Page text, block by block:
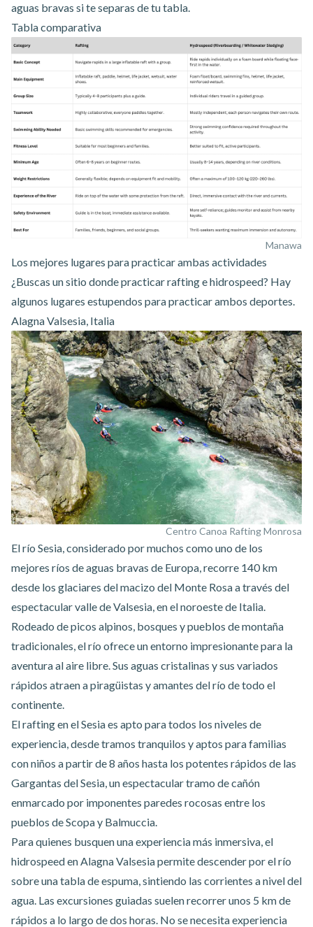
aguas bravas si te separas de tu tabla.
Tabla comparativa
Manawa
Los mejores lugares para practicar ambas actividades
¿Buscas un sitio donde practicar rafting e hidrospeed? Hay
algunos lugares estupendos para practicar ambos deportes.
Alagna Valsesia, Italia
Centro Canoa Rafting Monrosa
El río Sesia, considerado por muchos como uno de los
mejores ríos de aguas bravas de Europa, recorre 140 km
desde los glaciares del macizo del Monte Rosa a través del
espectacularvalle de Valsesia, en el noroeste de Italia.
Rodeado de picos alpinos, bosques y pueblos de montaña
tradicionales, el río ofrece un entorno impresionante para la
aventura al aire libre. Sus aguas cristalinas y sus variados
rápidos atraen a piragüistas y amantes del río de todo el
continente.
El rafting en el Sesiaes apto para todos los niveles de
experiencia, desde tramos tranquilos y aptos para familias
con niños a partir de 8 años hasta los potentes rápidos de las
Gargantas del Sesia, un espectacular tramo de cañón
enmarcado por imponentes paredes rocosas entre los
pueblos de Scopa y Balmuccia.
Para quienes busquen una experiencia más inmersiva,el
hidrospeed en Alagna Valsesia permitedescender por el río
sobre una tabla de espuma, sintiendo las corrientes a nivel del
agua. Las excursiones guiadas suelen recorrer unos 5 km de
rápidos a lo largo de dos horas. No se necesita experiencia